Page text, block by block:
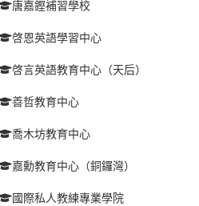
唐嘉鏗補習學校
啓恩英語學習中心
啓言英語教育中心（天后）
善哲教育中心
喬木坊教育中心
嘉勳教育中心（銅鑼灣）
國際私人教練專業學院